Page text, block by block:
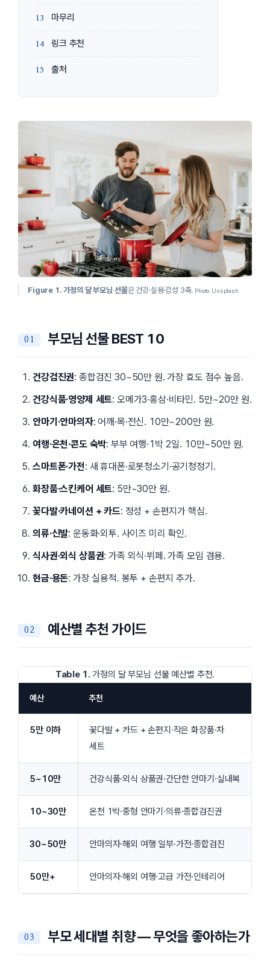
마무리
링크 추천
출처
Figure 1. 가정의 달 부모님 선물은 건강·실용·감성 3축. Photo: Unsplash
부모님 선물 BEST 10
건강검진권: 종합검진 30~50만 원. 가장 효도 점수 높음.
건강식품·영양제 세트: 오메가3·홍삼·비타민. 5만~20만 원.
안마기·안마의자: 어깨·목·전신. 10만~200만 원.
여행·온천·콘도 숙박: 부부 여행·1박 2일. 10만~50만 원.
스마트폰·가전: 새 휴대폰·로봇청소기·공기청정기.
화장품·스킨케어 세트: 5만~30만 원.
꽃다발·카네이션 + 카드: 정성 + 손편지가 핵심.
의류·신발: 운동화·외투. 사이즈 미리 확인.
식사권·외식 상품권: 가족 외식·뷔페. 가족 모임 겸용.
현금·용돈: 가장 실용적. 봉투 + 손편지 추가.
예산별 추천 가이드
예산 추천
5만 이하
꽃다발 + 카드 + 손편지·작은 화장품·차
세트
5~10만 건강식품·외식 상품권·간단한 안마기·실내복
10~30만 온천 1박·중형 안마기·의류·종합검진권
30~50만 안마의자·해외 여행 일부·가전·종합검진
50만+ 안마의자·해외 여행·고급 가전·인테리어
Table 1. 가정의 달 부모님 선물 예산별 추천.
부모 세대별 취향 — 무엇을 좋아하는가